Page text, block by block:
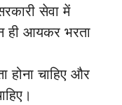
सेवा में
न ही आयकर भरता
होना चाहिए और